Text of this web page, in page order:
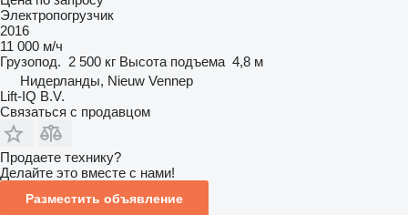
Электропогрузчик
2016
11 000 м/ч
Грузопод. 2 500 кг Высота подъема 4,8 м
Нидерланды, Nieuw Vennep
Lift-IQ B.V.
Связаться с продавцом
Продаете технику?
Делайте это вместе с нами!
Разместить объявление